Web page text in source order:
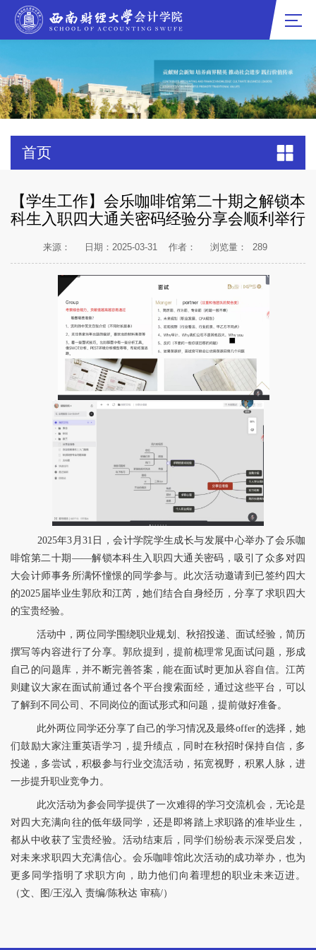
首页
【学生工作】会乐咖啡馆第二十期之解锁本
科生入职四大通关密码经验分享会顺利举行
来源： 日期：2025-03-31 作者： 浏览量： 289
2025年3月31日，会计学院学生成长与发展中心举办了会乐咖
啡馆第二十期——解锁本科生入职四大通关密码，吸引了众多对四
大会计师事务所满怀憧憬的同学参与。此次活动邀请到已签约四大
的2025届毕业生郭欣和江芮，她们结合自身经历，分享了求职四大
的宝贵经验。
活动中，两位同学围绕职业规划、秋招投递、面试经验，简历
撰写等内容进行了分享。郭欣提到，提前梳理常见面试问题，形成
自己的问题库，并不断完善答案，能在面试时更加从容自信。江芮
则建议大家在面试前通过各个平台搜索面经，通过这些平台，可以
了解到不同公司、不同岗位的面试形式和问题，提前做好准备。
此外两位同学还分享了自己的学习情况及最终offer的选择，她
们鼓励大家注重英语学习，提升绩点，同时在秋招时保持自信，多
投递，多尝试，积极参与行业交流活动，拓宽视野，积累人脉，进
一步提升职业竞争力。
此次活动为参会同学提供了一次难得的学习交流机会，无论是
对四大充满向往的低年级同学，还是即将踏上求职路的准毕业生，
都从中收获了宝贵经验。活动结束后，同学们纷纷表示深受启发，
对未来求职四大充满信心。会乐咖啡馆此次活动的成功举办，也为
更多同学指明了求职方向，助力他们向着理想的职业未来迈进。
（文、图/王泓入 责编/陈秋达 审稿/）